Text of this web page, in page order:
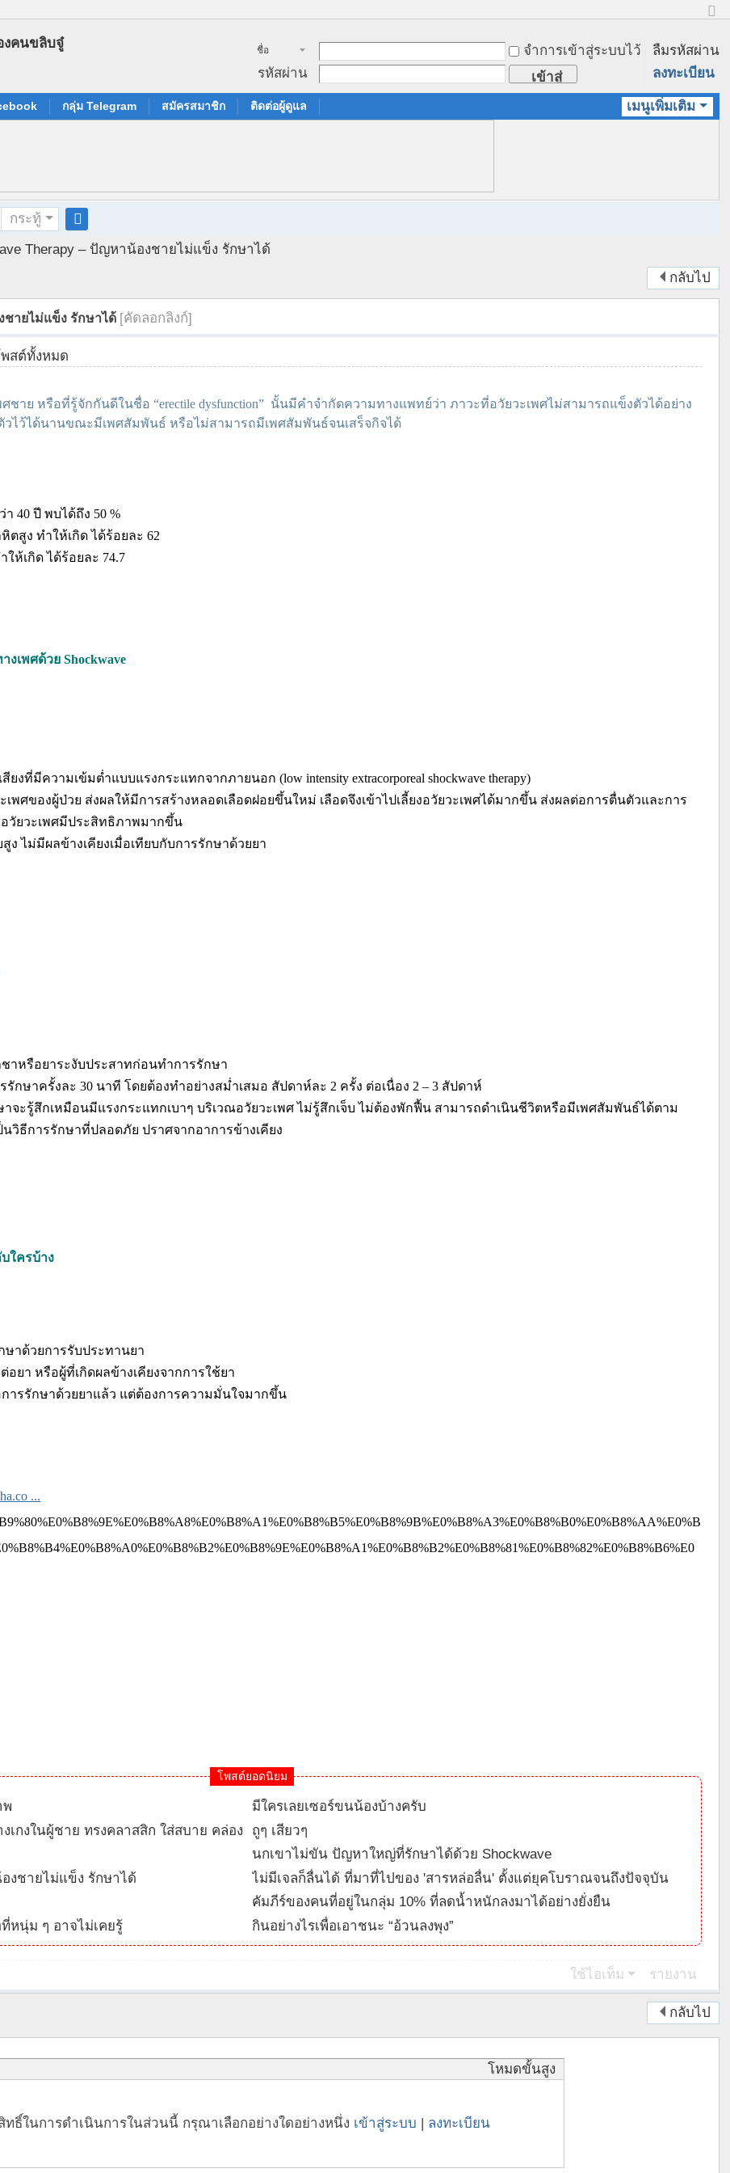
า
ด
ก
ติ
ชื่อ
สมาชิก
จำการเข้าสู่ระบบไว้
ลืมรหัสผ่าน
รหัสผ่าน
เข้าสู่
ลงทะเบียน
เมนูเพิ่มเติม
กลุ่ม Telegram สมัครสมาชิก ติดต่อผู้ดูแล
กระทู้
า
Therapy – ปัญหาน้องชายไม่แข็ง รักษาได้
กลับไป
ายไม่แข็ง รักษาได้ [คัดลอกลิงก์]
สต์ทั้งหมด
าย หรือที่รู้จักกันดีในชื่อ “erectile dysfunction” นั้นมีคำจำกัดความทางแพทย์ว่า ภาวะที่อวัยวะเพศไม่สามารถแข็งตัวได้อย่าง
วไว้ได้นานขณะมีเพศสัมพันธ์ หรือไม่สามารถมีเพศสัมพันธ์จนเสร็จกิจได้
40 ปี พบได้ถึง 50 %
ตสูง ทำให้เกิด ได้ร้อยละ 62
ให้เกิด ได้ร้อยละ 74.7
เพศด้วย Shockwave
ยงที่มีความเข้มต่ำแบบแรงกระแทกจากภายนอก (low intensity extracorporeal shockwave therapy)
เพศของผู้ป่วย ส่งผลให้มีการสร้างหลอดเลือดฝอยขึ้นใหม่ เลือดจึงเข้าไปเลี้ยงอวัยวะเพศได้มากขึ้น ส่งผลต่อการตื่นตัวและการ
วัยวะเพศมีประสิทธิภาพมากขึ้น
ง ไม่มีผลข้างเคียงเมื่อเทียบกับการรักษาด้วยยา
ชาหรือยาระงับประสาทก่อนทำการรักษา
รักษาครั้งละ 30 นาที โดยต้องทำอย่างสม่ำเสมอ สัปดาห์ละ 2 ครั้ง ต่อเนื่อง 2 – 3 สัปดาห์
จะรู้สึกเหมือนมีแรงกระแทกเบาๆ บริเวณอวัยวะเพศ ไม่รู้สึกเจ็บ ไม่ต้องพักฟื้น สามารถดำเนินชีวิตหรือมีเพศสัมพันธ์ได้ตาม
นวิธีการรักษาที่ปลอดภัย ปราศจากอาการข้างเคียง
บใครบ้าง
ษาด้วยการรับประทานยา
อยา หรือผู้ที่เกิดผลข้างเคียงจากการใช้ยา
ารรักษาด้วยยาแล้ว แต่ต้องการความมั่นใจมากขึ้น
...
โพสต์ยอดนิยม
พ
มีใครเลยเซอร์ขนน้องบ้างครับ
เกงในผู้ชาย ทรงคลาสสิก ใส่สบาย คล่อง
ถูๆ เสียวๆ
นกเขาไม่ขัน ปัญหาใหญ่ที่รักษาได้ด้วย Shockwave
งชายไม่แข็ง รักษาได้
ไม่มีเจลก็ลื่นได้ ที่มาที่ไปของ 'สารหล่อลื่น' ตั้งแต่ยุคโบราณจนถึงปัจจุบัน
คัมภีร์ของคนที่อยู่ในกลุ่ม 10% ที่ลดน้ำหนักลงมาได้อย่างยั่งยืน
หนุ่ม ๆ อาจไม่เคยรู้
กินอย่างไรเพื่อเอาชนะ “อ้วนลงพุง”
ใช้ไอเท็ม รายงาน
กลับไป
โหมดขั้นสูง
ธิ์ในการดำเนินการในส่วนนี้ กรุณาเลือกอย่างใดอย่างหนึ่ง เข้าสู่ระบบ | ลงทะเบียน